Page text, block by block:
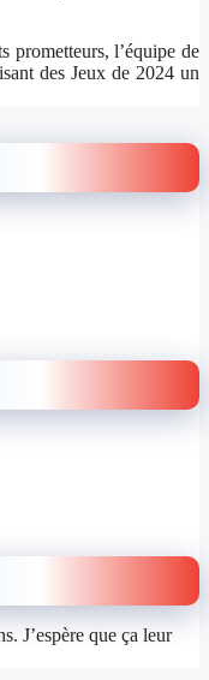
prometteurs, l’équipe de
des Jeux de 2024 un
J’espère que ça leur